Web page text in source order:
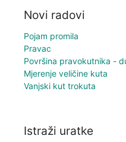
Novi radovi
Pojam promila
Pravac
Površina pravokutnika -
Mjerenje veličine kuta
Vanjski kut trokuta
Istraži uratke